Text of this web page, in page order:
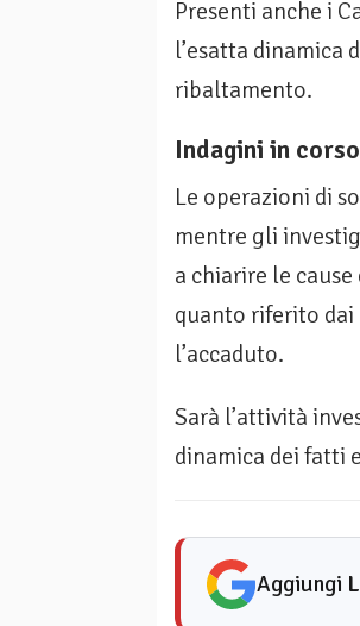
Presenti anche i
l’esatta dinamica
ribaltamento.
Indagini in corso
Le operazioni di
mentre gli
a chiarire le
quanto riferito
l’accaduto.
Sarà l’attività
dinamica dei fatti
Aggiungi